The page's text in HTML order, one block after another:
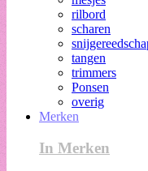
rilbord
scharen
tangen
trimmers
Ponsen
overig
Merken
In Merken